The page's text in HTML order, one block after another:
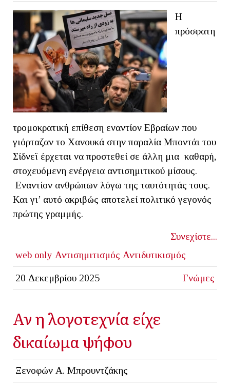
Η
πρόσφατη
τρομοκρατική επίθεση εναντίον Εβραίων που
γιόρταζαν το Χανουκά στην παραλία Μποντάι του
Σίδνεϊ έρχεται να προστεθεί σε άλλη μια καθαρή,
στοχευόμενη ενέργεια αντισημιτικού μίσους.
Εναντίον ανθρώπων λόγω της ταυτότητάς τους.
Και γι’ αυτό ακριβώς αποτελεί πολιτικό γεγονός
πρώτης γραμμής.
Συνεχίστε...
web only Αντισημιτισμός Αντιδυτικισμός
20 Δεκεμβρίου 2025 Γνώμες
Αν η λογοτεχνία είχε
δικαίωμα ψήφου
Ξενοφών Α. Μπρουντζάκης